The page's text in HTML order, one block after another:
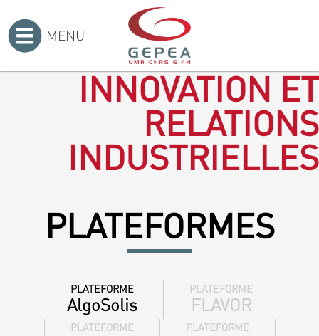
MENU
INNOVATION ET
RELATIONS
INDUSTRIELLES
PLATEFORMES
PLATEFORME
AlgoSolis
PLATEFORME
FLAVOR
PLATEFORME PLATEFORME